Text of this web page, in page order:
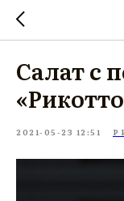
Салат с
2021-05-23 12:51